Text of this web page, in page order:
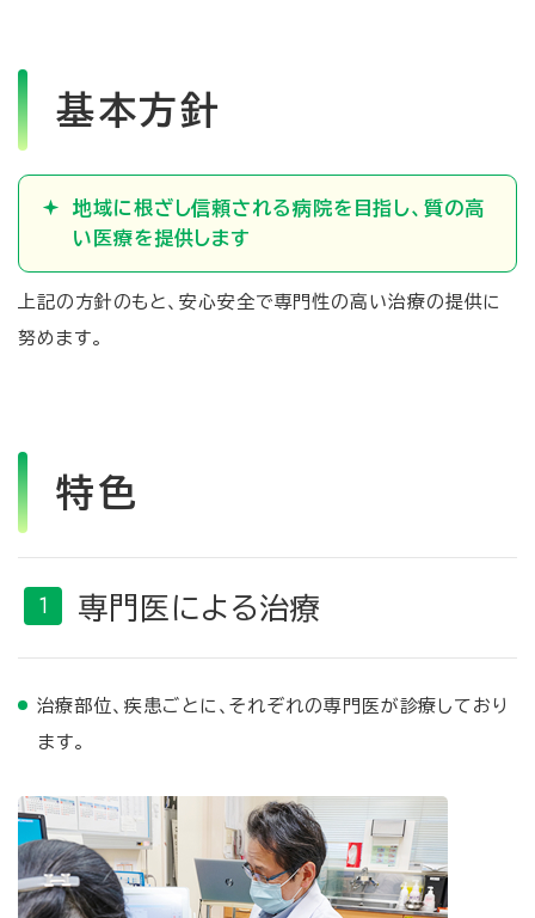
基本方針
地域に根ざし信頼される病院を目指し、質の高
い医療を提供します
上記の方針のもと、安心安全で専門性の高い治療の提供に
努めます。
特色
専門医による治療
治療部位、疾患ごとに、それぞれの専門医が診療しており
ます。